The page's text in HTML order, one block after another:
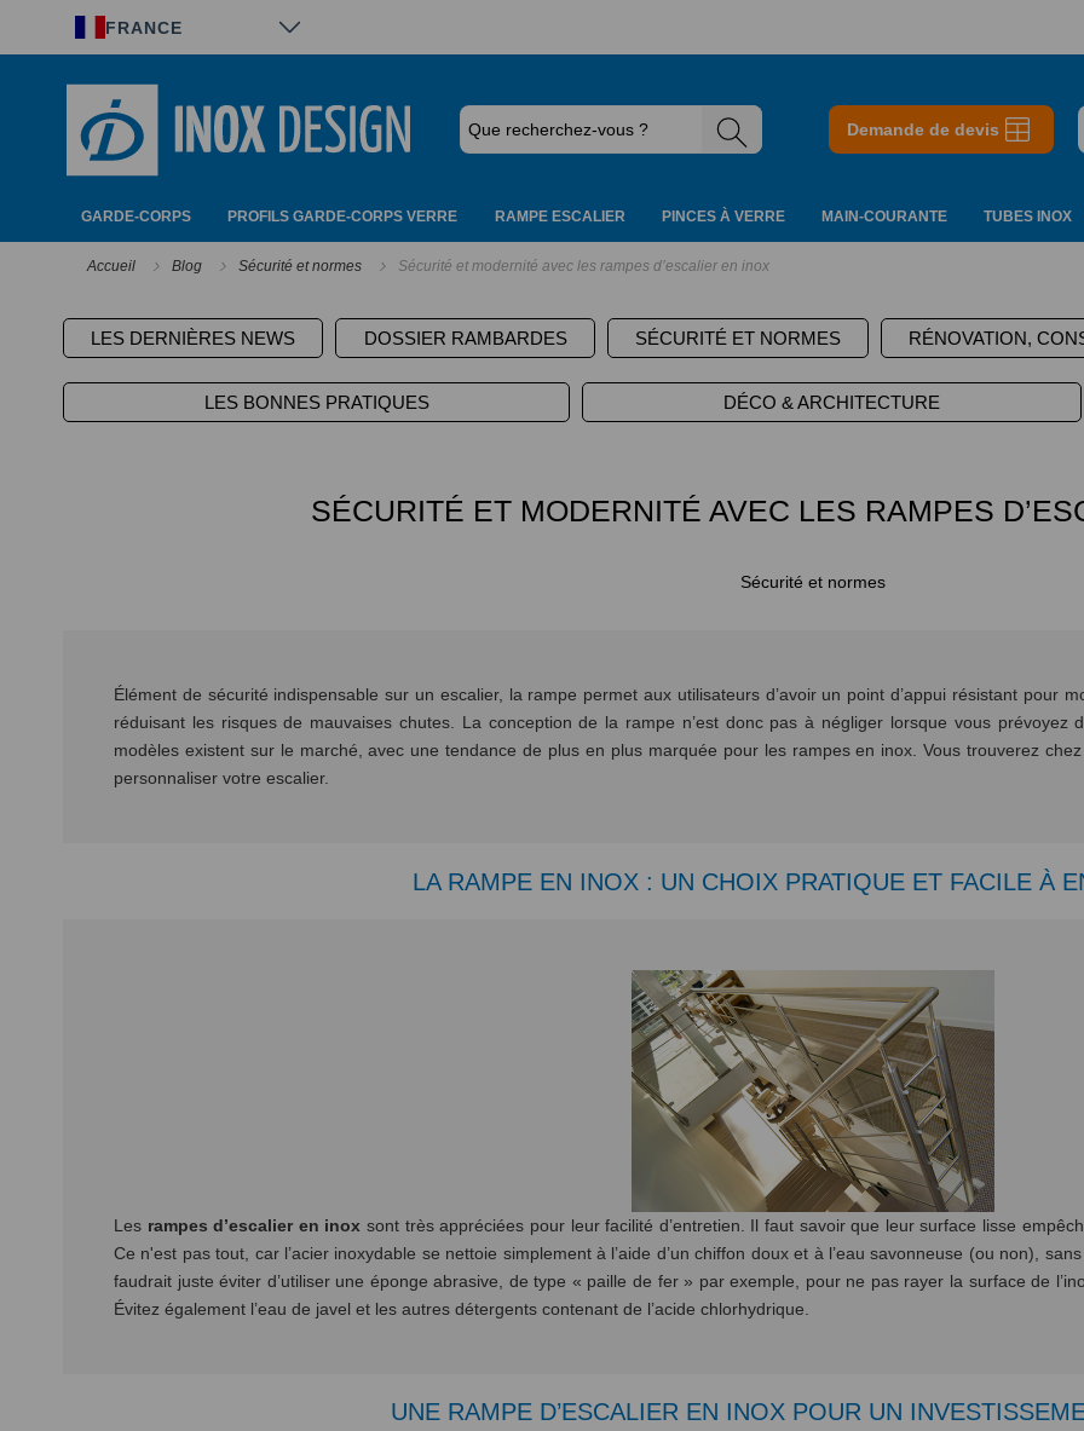
FRANCE
Demande de devis
GARDE-CORPS PROFILS GARDE-CORPS VERRE RAMPE ESCALIER PINCES À VERRE MAIN-COURANTE TUBES INOX
Accueil Blog Sécurité et normes Sécurité et modernité avec les rampes d’escalier en inox
LES DERNIÈRES NEWS DOSSIER RAMBARDES SÉCURITÉ ET NORMES RÉNOVATION,
LES BONNES PRATIQUES DÉCO & ARCHITECTURE
SÉCURITÉ ET MODERNITÉ AVEC LES RAMPES
Sécurité et normes
Élément de sécurité indispensable sur un escalier, la rampe permet aux utilisateurs d’avoir un point d’appui résistant pour
réduisant les risques de mauvaises chutes. La conception de la rampe n’est donc pas à négliger lorsque vous prévoyez
modèles existent sur le marché, avec une tendance de plus en plus marquée pour les rampes en inox. Vous trouverez
personnaliser votre escalier.
LA RAMPE EN INOX : UN CHOIX PRATIQUE ET FACILE À
Les rampes d’escalier en inox sont très appréciées pour leur facilité d’entretien. Il faut savoir que leur surface lisse
Ce n'est pas tout, car l’acier inoxydable se nettoie simplement à l’aide d’un chiffon doux et à l’eau savonneuse (ou non),
faudrait juste éviter d’utiliser une éponge abrasive, de type « paille de fer » par exemple, pour ne pas rayer la surface de
Évitez également l’eau de javel et les autres détergents contenant de l’acide chlorhydrique.
UNE RAMPE D’ESCALIER EN INOX POUR UN
Panneau de gestion des cookies